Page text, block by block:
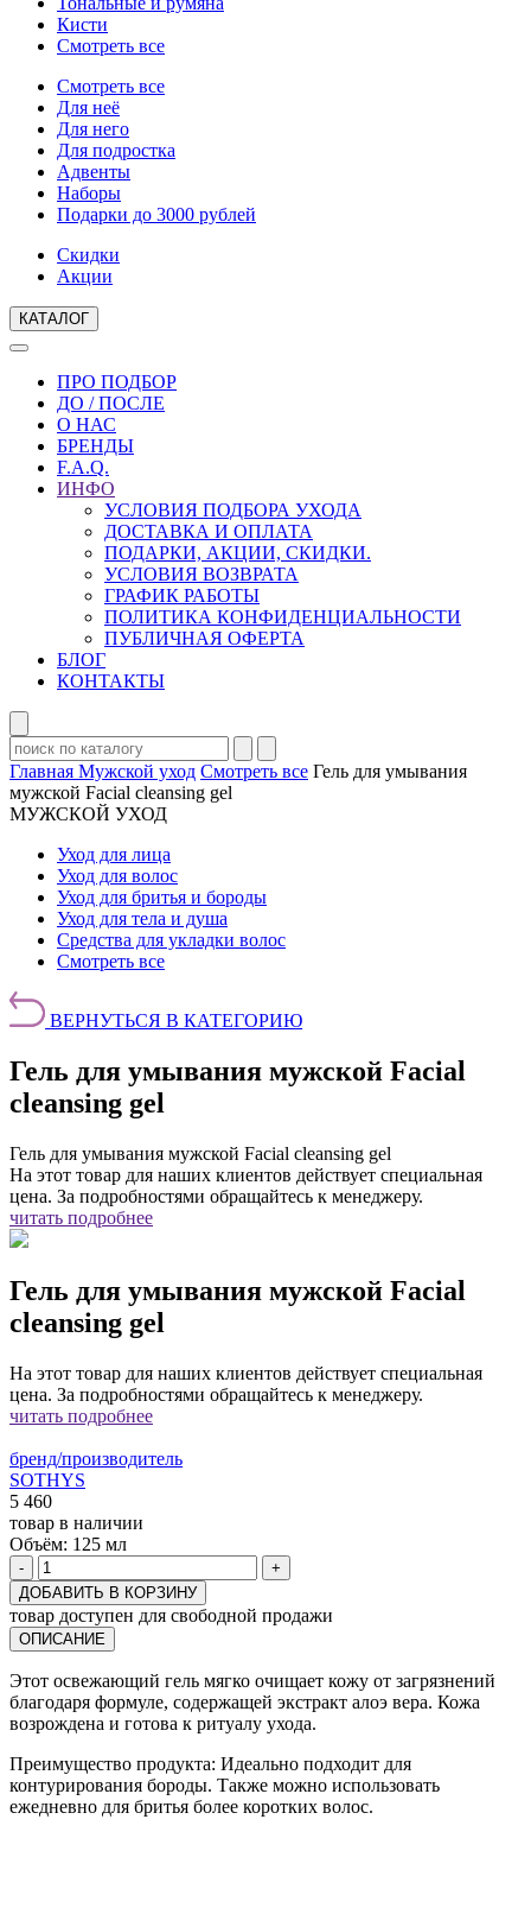
Кисти
Смотреть все
Смотреть все
Для неё
Для него
Для подростка
Адвенты
Наборы
Подарки до 3000 рублей
Скидки
Акции
КАТАЛОГ
ПРО ПОДБОР
ДО / ПОСЛЕ
О НАС
БРЕНДЫ
F.A.Q.
ИНФО
УСЛОВИЯ ПОДБОРА УХОДА
ДОСТАВКА И ОПЛАТА
ПОДАРКИ, АКЦИИ, СКИДКИ.
УСЛОВИЯ ВОЗВРАТА
ГРАФИК РАБОТЫ
ПОЛИТИКА КОНФИДЕНЦИАЛЬНОСТИ
ПУБЛИЧНАЯ ОФЕРТА
БЛОГ
КОНТАКТЫ
Главная Мужской уход Смотреть все Гель для умывания
мужской Facial cleansing gel
МУЖСКОЙ УХОД
Уход для лица
Уход для волос
Уход для бритья и бороды
Уход для тела и душа
Средства для укладки волос
Смотреть все
ВЕРНУТЬСЯ В КАТЕГОРИЮ
Гель для умывания мужской Facial
cleansing gel
Гель для умывания мужской Facial cleansing gel
На этот товар для наших клиентов действует специальная
цена. За подробностями обращайтесь к менеджеру.
читать подробнее
Гель для умывания мужской Facial
cleansing gel
На этот товар для наших клиентов действует специальная
цена. За подробностями обращайтесь к менеджеру.
читать подробнее
бренд/производитель
SOTHYS
5 460
товар в наличии
Объём: 125 мл
-
+
ДОБАВИТЬ В КОРЗИНУ
товар доступен для свободной продажи
ОПИСАНИЕ
Этот освежающий гель мягко очищает кожу от загрязнений
благодаря формуле, содержащей экстракт алоэ вера. Кожа
возрождена и готова к ритуалу ухода.
Преимущество продукта: Идеально подходит для
контурирования бороды. Также можно использовать
ежедневно для бритья более коротких волос.